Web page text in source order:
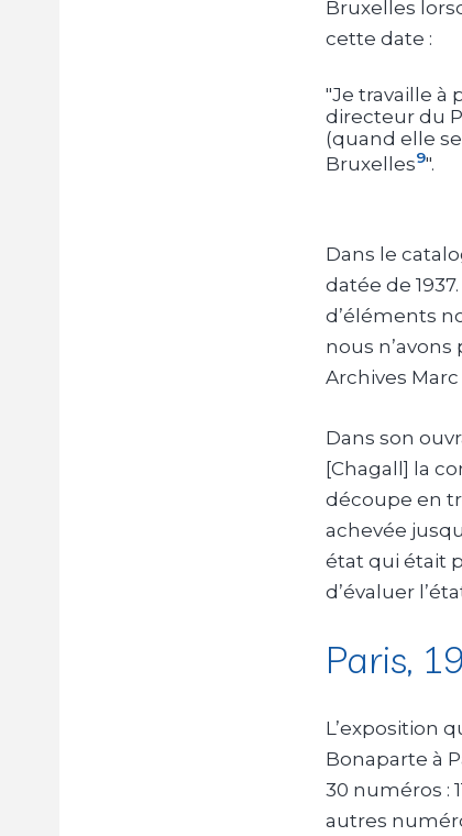
Bruxelles
cette date :
"Je travaille à
directeur du
(quand elle
Bruxelles9".
Dans le
datée de
d’éléments
nous
Archives
Dans son
[Chagall] la
découpe en
achevée
état qui était
d’évaluer
Paris,
L’exposition
Bonaparte à
30 numéros :
autres